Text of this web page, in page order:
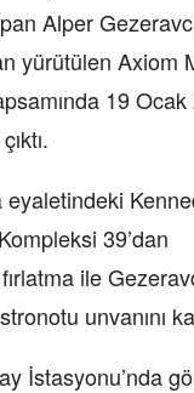
Alper
yürütülen Axiom
19
eyaletindeki
39’dan
ile
unvanını
İstasyonu’nda